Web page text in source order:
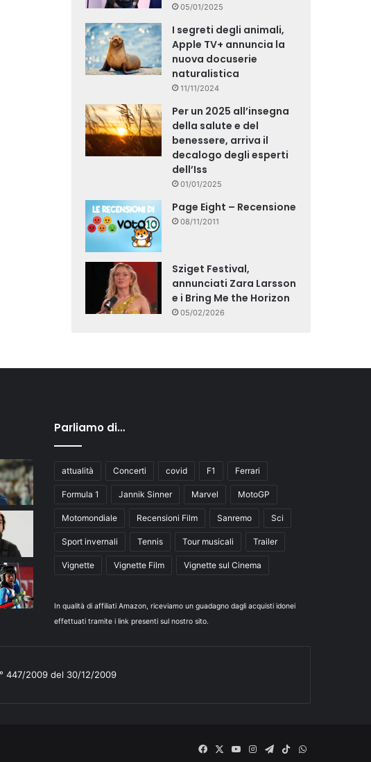
05/01/2025
I segreti degli animali,
Apple TV+ annuncia la
nuova docuserie
naturalistica
11/11/2024
Per un 2025 all’insegna
della salute e del
benessere, arriva il
decalogo degli esperti
dell’Iss
01/01/2025
Page Eight – Recensione
08/11/2011
Sziget Festival,
annunciati Zara Larsson
e i Bring Me the Horizon
05/02/2026
Parliamo di…
attualità Concerti covid F1 Ferrari
Formula 1 Jannik Sinner Marvel MotoGP
Motomondiale Recensioni Film Sanremo Sci
Sport invernali Tennis Tour musicali Trailer
Vignette Vignette Film Vignette sul Cinema
In qualità di affiliati Amazon, riceviamo un guadagno dagli acquisti idonei
effettuati tramite i link presenti sul nostro sito.
447/2009 del 30/12/2009
Facebook
X
YouInstagram
Telegram
TikTokWhatsApp